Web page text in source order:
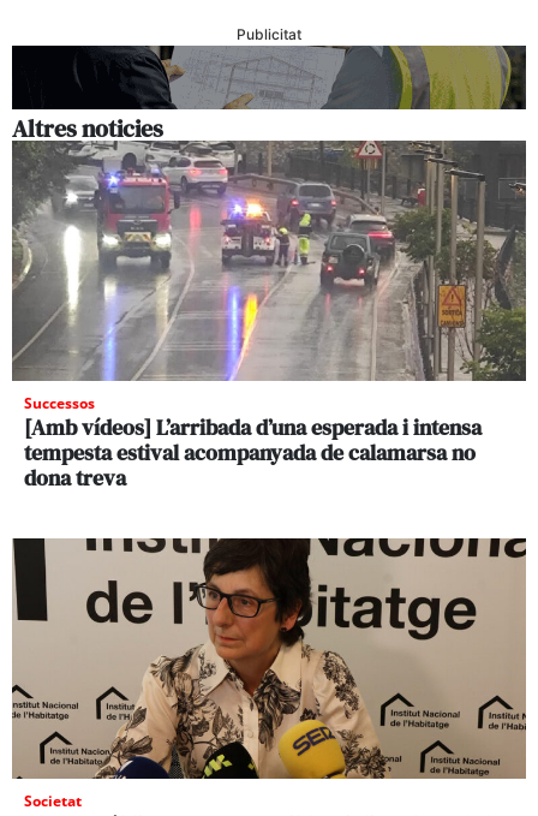
Publicitat
Altres noticies
Successos
[Amb vídeos] L’arribada d’una esperada i intensa
tempesta estival acompanyada de calamarsa no
dona treva
Societat